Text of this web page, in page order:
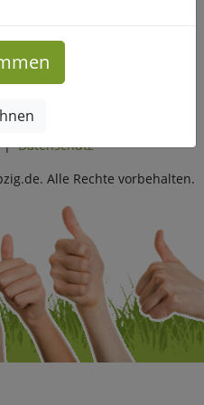
Infos
Datenschutz
Alle Rechte vorbehalten.